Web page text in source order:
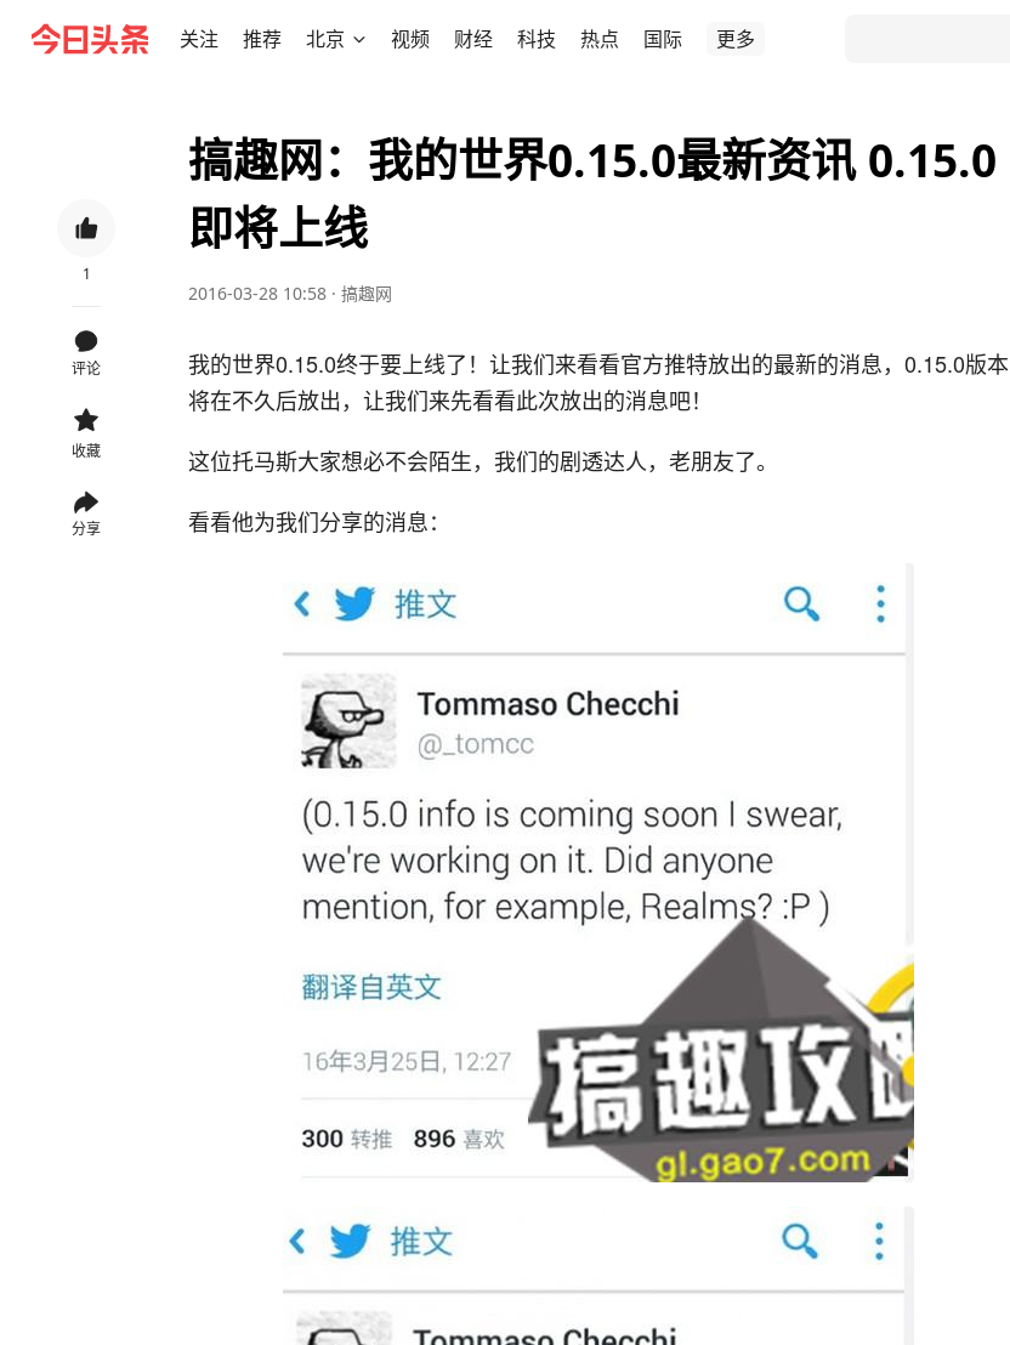
关注 推荐 北京 视频 财经 科技 热点 国际 更多
1
评论
收藏
分享
搞趣网：我的世界0.15.0最新资讯 0.15.0
即将上线
2016-03-28 10:58 · 搞趣网
我的世界0.15.0终于要上线了！让我们来看看官方推特放出的最新的消息，0.15.0版本
将在不久后放出，让我们来先看看此次放出的消息吧！
这位托马斯大家想必不会陌生，我们的剧透达人，老朋友了。
看看他为我们分享的消息：